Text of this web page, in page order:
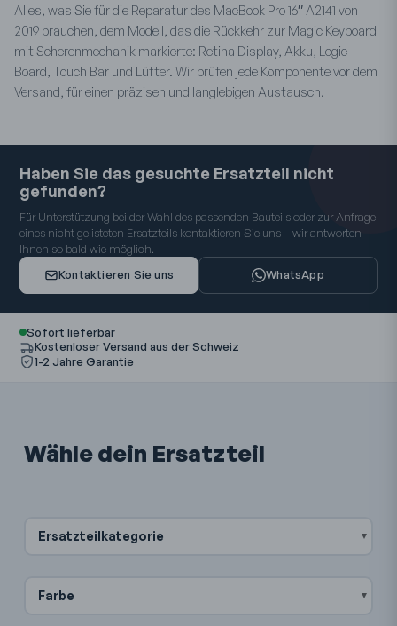
Alles, was Sie für die Reparatur des MacBook Pro 16″ A2141 von
2019 brauchen, dem Modell, das die Rückkehr zur Magic Keyboard
mit Scherenmechanik markierte: Retina Display, Akku, Logic
Board, Touch Bar und Lüfter. Wir prüfen jede Komponente vor dem
Versand, für einen präzisen und langlebigen Austausch.
Haben Sie das gesuchte Ersatzteil nicht
gefunden?
Für Unterstützung bei der Wahl des passenden Bauteils oder zur Anfrage
eines nicht gelisteten Ersatzteils kontaktieren Sie uns – wir antworten
Ihnen so bald wie möglich.
Kontaktieren Sie uns
WhatsApp
Sofort lieferbar
Kostenloser Versand aus der Schweiz
1-2 Jahre Garantie
Wähle dein Ersatzteil
Ersatzteilkategorie
Farbe